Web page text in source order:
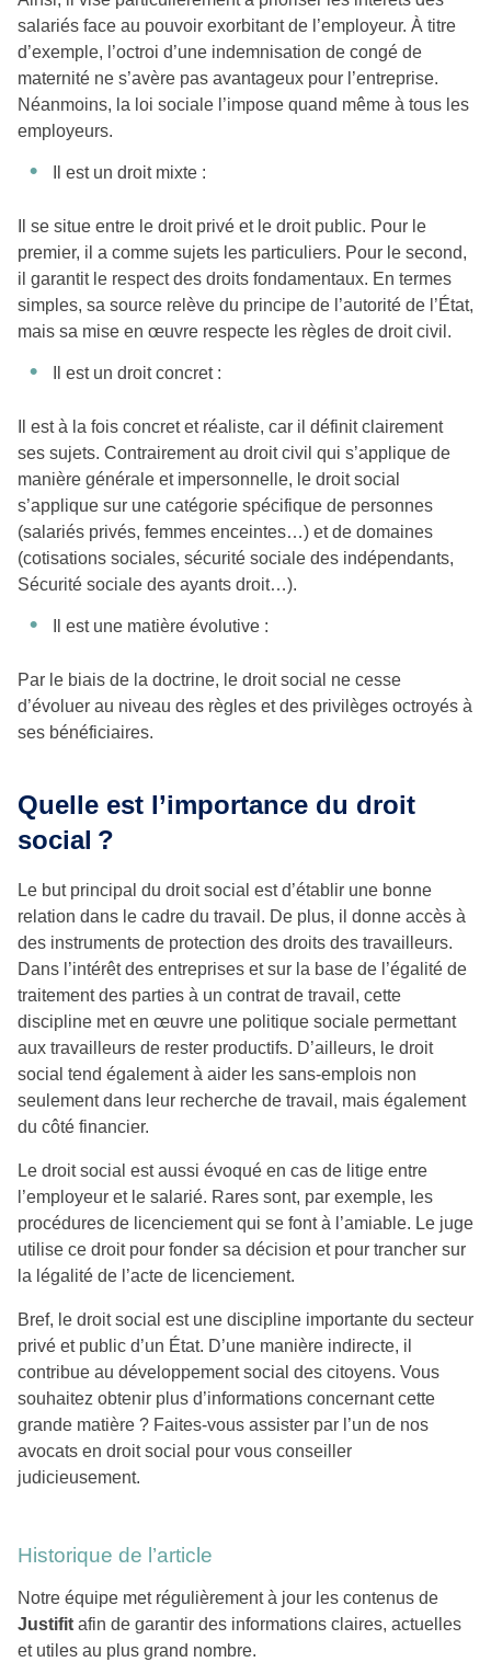
salariés face au pouvoir exorbitant de l’employeur. À titre
d’exemple, l’octroi d’une indemnisation de congé de
maternité ne s’avère pas avantageux pour l’entreprise.
Néanmoins, la loi sociale l’impose quand même à tous les
employeurs.
Il est un droit mixte :
Il se situe entre le droit privé et le droit public. Pour le
premier, il a comme sujets les particuliers. Pour le second,
il garantit le respect des droits fondamentaux. En termes
simples, sa source relève du principe de l’autorité de l’État,
mais sa mise en œuvre respecte les règles de droit civil.
Il est un droit concret :
Il est à la fois concret et réaliste, car il définit clairement
ses sujets. Contrairement au droit civil qui s’applique de
manière générale et impersonnelle, le droit social
s’applique sur une catégorie spécifique de personnes
(salariés privés, femmes enceintes…) et de domaines
(cotisations sociales, sécurité sociale des indépendants,
Sécurité sociale des ayants droit…).
Il est une matière évolutive :
Par le biais de la doctrine, le droit social ne cesse
d’évoluer au niveau des règles et des privilèges octroyés à
ses bénéficiaires.
Quelle est l’importance du droit
social ?
Le but principal du droit social est d’établir une bonne
relation dans le cadre du travail. De plus, il donne accès à
des instruments de protection des droits des travailleurs.
Dans l’intérêt des entreprises et sur la base de l’égalité de
traitement des parties à un contrat de travail, cette
discipline met en œuvre une politique sociale permettant
aux travailleurs de rester productifs. D’ailleurs, le droit
social tend également à aider les sans-emplois non
seulement dans leur recherche de travail, mais également
du côté financier.
Le droit social est aussi évoqué en cas de litige entre
l’employeur et le salarié. Rares sont, par exemple, les
procédures de licenciement qui se font à l’amiable. Le juge
utilise ce droit pour fonder sa décision et pour trancher sur
la légalité de l’acte de licenciement.
Bref, le droit social est une discipline importante du secteur
privé et public d’un État. D’une manière indirecte, il
contribue au développement social des citoyens. Vous
souhaitez obtenir plus d’informations concernant cette
grande matière ? Faites-vous assister par l’un de nos
avocats en droit social pour vous conseiller
judicieusement.
Historique de l’article
Notre équipe met régulièrement à jour les contenus de
Justifit afin de garantir des informations claires, actuelles
et utiles au plus grand nombre.